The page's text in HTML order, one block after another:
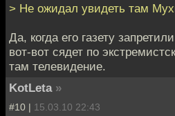
> Не ожидал увидеть там
Да, когда его газету
вот-вот сядет по
там телевидение.
KotLeta »
#10 | 15.03.10 22:43